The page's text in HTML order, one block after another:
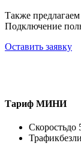
Также
Подключение
Оставить заявку
Тариф МИНИ
Скоростьдо
Трафик